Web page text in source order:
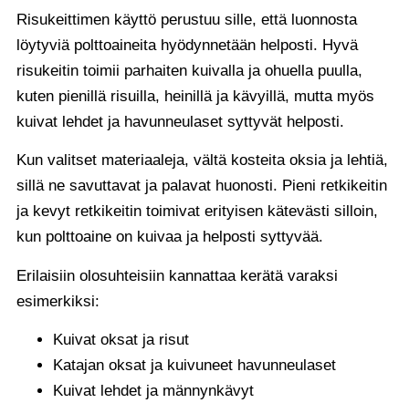
Risukeittimen käyttö perustuu sille, että luonnosta
löytyviä polttoaineita hyödynnetään helposti. Hyvä
risukeitin toimii parhaiten kuivalla ja ohuella puulla,
kuten pienillä risuilla, heinillä ja kävyillä, mutta myös
kuivat lehdet ja havunneulaset syttyvät helposti.
Kun valitset materiaaleja, vältä kosteita oksia ja lehtiä,
sillä ne savuttavat ja palavat huonosti. Pieni retkikeitin
ja kevyt retkikeitin toimivat erityisen kätevästi silloin,
kun polttoaine on kuivaa ja helposti syttyvää.
Erilaisiin olosuhteisiin kannattaa kerätä varaksi
esimerkiksi:
Kuivat oksat ja risut
Katajan oksat ja kuivuneet havunneulaset
Kuivat lehdet ja männynkävyt